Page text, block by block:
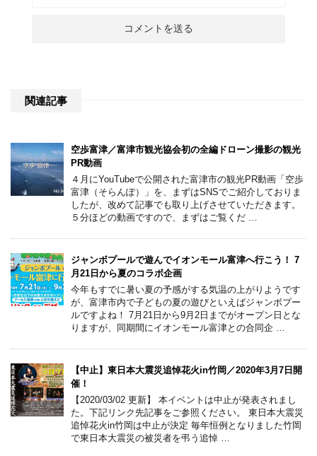
関連記事
空歩富津／富津市観光協会初の全編ドローン撮影の観光
PR動画
４月にYouTubeで公開された富津市の観光PR動画「空歩
富津（そらんぽ）」を、まずはSNSでご紹介しておりま
したが、改めて記事でも取り上げさせていただきます。
５分ほどの動画ですので、まずはご覧くだ …
ジャンボプールで遊んでイオンモール富津へ行こう！ 7
月21日から夏のコラボ企画
今年もすでに暑い夏の予感がする気温の上がりようです
が、富津市内で子どもの夏の遊びといえばジャンボプー
ルですよね！ 7月21日から9月2日までがオープン日とな
りますが、同期間にイオンモール富津との合同企 …
【中止】東日本大震災追悼花火in竹岡／2020年3月7日開
催！
【2020/03/02 更新】 本イベントは中止が発表されまし
た。下記リンク先記事をご参照ください。 東日本大震災
追悼花火in竹岡は中止が決定 毎年恒例となりました竹岡
で東日本大震災の被災者を弔う追悼 …